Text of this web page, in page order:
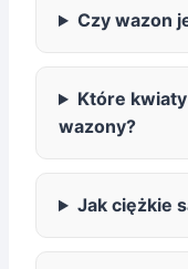
Czy wazon
Które
wazony?
Jak ciężkie